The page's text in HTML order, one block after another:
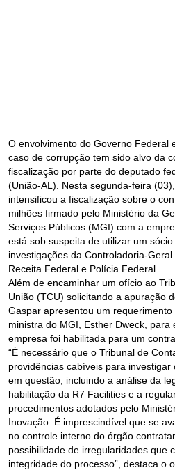
O envolvimento do Governo Federal
caso de corrupção tem sido alvo da
fiscalização por parte do deputado
(União-AL). Nesta segunda-feira
intensificou a fiscalização sobre o
milhões firmado pelo Ministério da
Serviços Públicos (MGI) com a
está sob suspeita de utilizar um
investigações da Controladoria-Geral
Receita Federal e Polícia Federal.
Além de encaminhar um ofício ao
União (TCU) solicitando a apuração
Gaspar apresentou um
ministra do MGI, Esther Dweck, para
empresa foi habilitada para um
“É necessário que o Tribunal de
providências cabíveis para investigar
em questão, incluindo a análise da
habilitação da R7 Facilities e a
procedimentos adotados pelo
Inovação. É imprescindível que se
no controle interno do órgão
possibilidade de irregularidades que
integridade do processo”, destaca o